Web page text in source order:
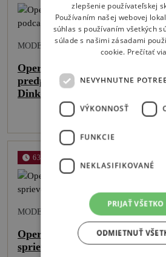
MODERUJE: ALŽBETA LUKÁČOVÁ
Opera Viva! #79: FIGAROVA
predpremiérový podcast s
Dinkovou
63 MIN
MODERUJE: ALŽBETA LUKÁČOVÁ
Opera Viva! #78: FIGAROVA
sprievodca operou W. A.
zlepšenie používateľskej
Používaním našej webovej
súhlas s používaním všetkých
súlade s našimi zásadami
cookie. Prečítať
NEVYHNUTNE
VÝKONNOSŤ
FUNKCIE
NEKLASIFIKOVANÉ
PRIJAŤ VŠETKO
ODMIETNUŤ